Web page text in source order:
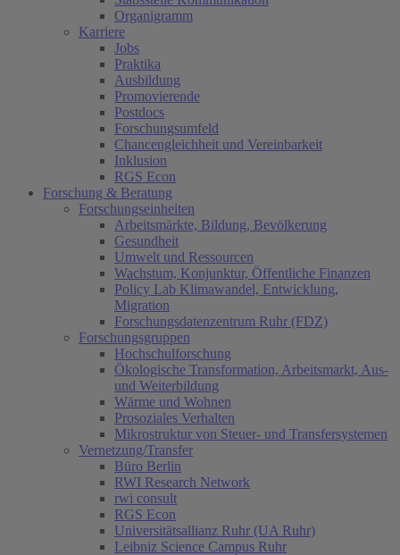
Organigramm
Karriere
Jobs
Praktika
Ausbildung
Promovierende
Postdocs
Forschungsumfeld
Chancengleichheit und Vereinbarkeit
Inklusion
RGS Econ
Forschung & Beratung
Forschungseinheiten
Arbeitsmärkte, Bildung, Bevölkerung
Gesundheit
Umwelt und Ressourcen
Wachstum, Konjunktur, Öffentliche Finanzen
Policy Lab Klimawandel, Entwicklung,
Migration
Forschungsdatenzentrum Ruhr (FDZ)
Forschungsgruppen
Hochschulforschung
Ökologische Transformation, Arbeitsmarkt, Aus-
und Weiterbildung
Wärme und Wohnen
Prosoziales Verhalten
Mikrostruktur von Steuer- und Transfersystemen
Vernetzung/Transfer
Büro Berlin
RWI Research Network
rwi consult
RGS Econ
Universitätsallianz Ruhr (UA Ruhr)
Leibniz Science Campus Ruhr